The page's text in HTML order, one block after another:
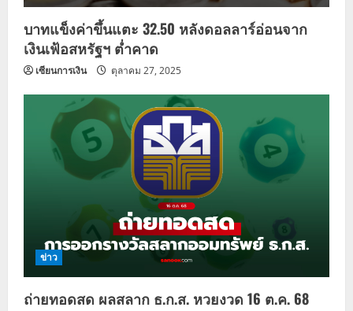
บาทแข็งค่าขึ้นแตะ 32.50 หลังดอลลาร์อ่อนจาก
เงินเฟ้อสหรัฐฯ ต่ำคาด
เซียนการเงิน ตุลาคม 27, 2025
ข่าว
ถ่ายทอดสด ผลสลาก ธ.ก.ส. หวยงวด 16 ต.ค. 68